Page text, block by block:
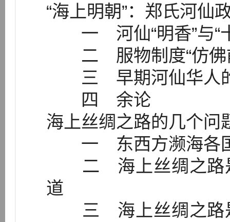
“海上明朝”：郑氏河仙
一 河仙“明香”与“
二 服物制度“仿佛前
三 早期河仙华人的
四 余论
海上丝绸之路的几个问
一 东西方濒海各国
二 海上丝绸之路是
道
三 海上丝绸之路是